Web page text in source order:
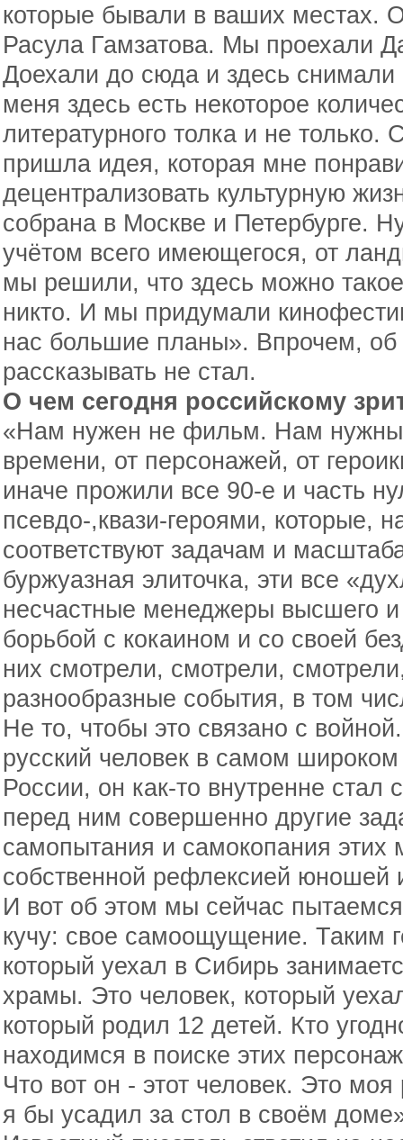
которые бывали в ваших местах.
Расула Гамзатова. Мы проехали
Доехали до сюда и здесь
меня здесь есть некоторое
литературного толка и не только.
пришла идея, которая мне
децентрализовать культурную
собрана в Москве и Петербурге.
учётом всего имеющегося, от
мы решили, что здесь можно
никто. И мы придумали
нас большие планы». Впрочем,
рассказывать не стал.
О чем сегодня российскому
«Нам нужен не фильм. Нам
времени, от персонажей, от
иначе прожили все 90-е и часть
псевдо-,квази-героями, которые,
соответствуют задачам и
буржуазная элиточка, эти все
несчастные менеджеры высшего
борьбой с кокаином и со своей
них смотрели, смотрели,
разнообразные события, в том
Не то, чтобы это связано с
русский человек в самом
России, он как-то внутренне стал
перед ним совершенно другие
самопытания и самокопания этих
собственной рефлексией юношей
И вот об этом мы сейчас пытаемся
кучу: свое самоощущение. Таким
который уехал в Сибирь
храмы. Это человек, который
который родил 12 детей. Кто
находимся в поиске этих
Что вот он - этот человек. Это моя
я бы усадил за стол в своём